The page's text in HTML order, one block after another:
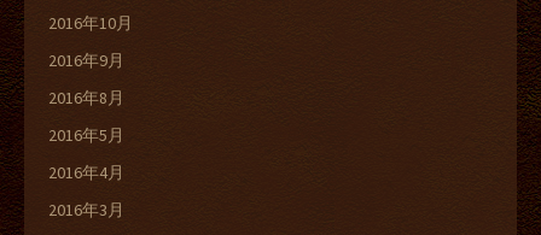
2016年10月
2016年9月
2016年8月
2016年5月
2016年4月
2016年3月